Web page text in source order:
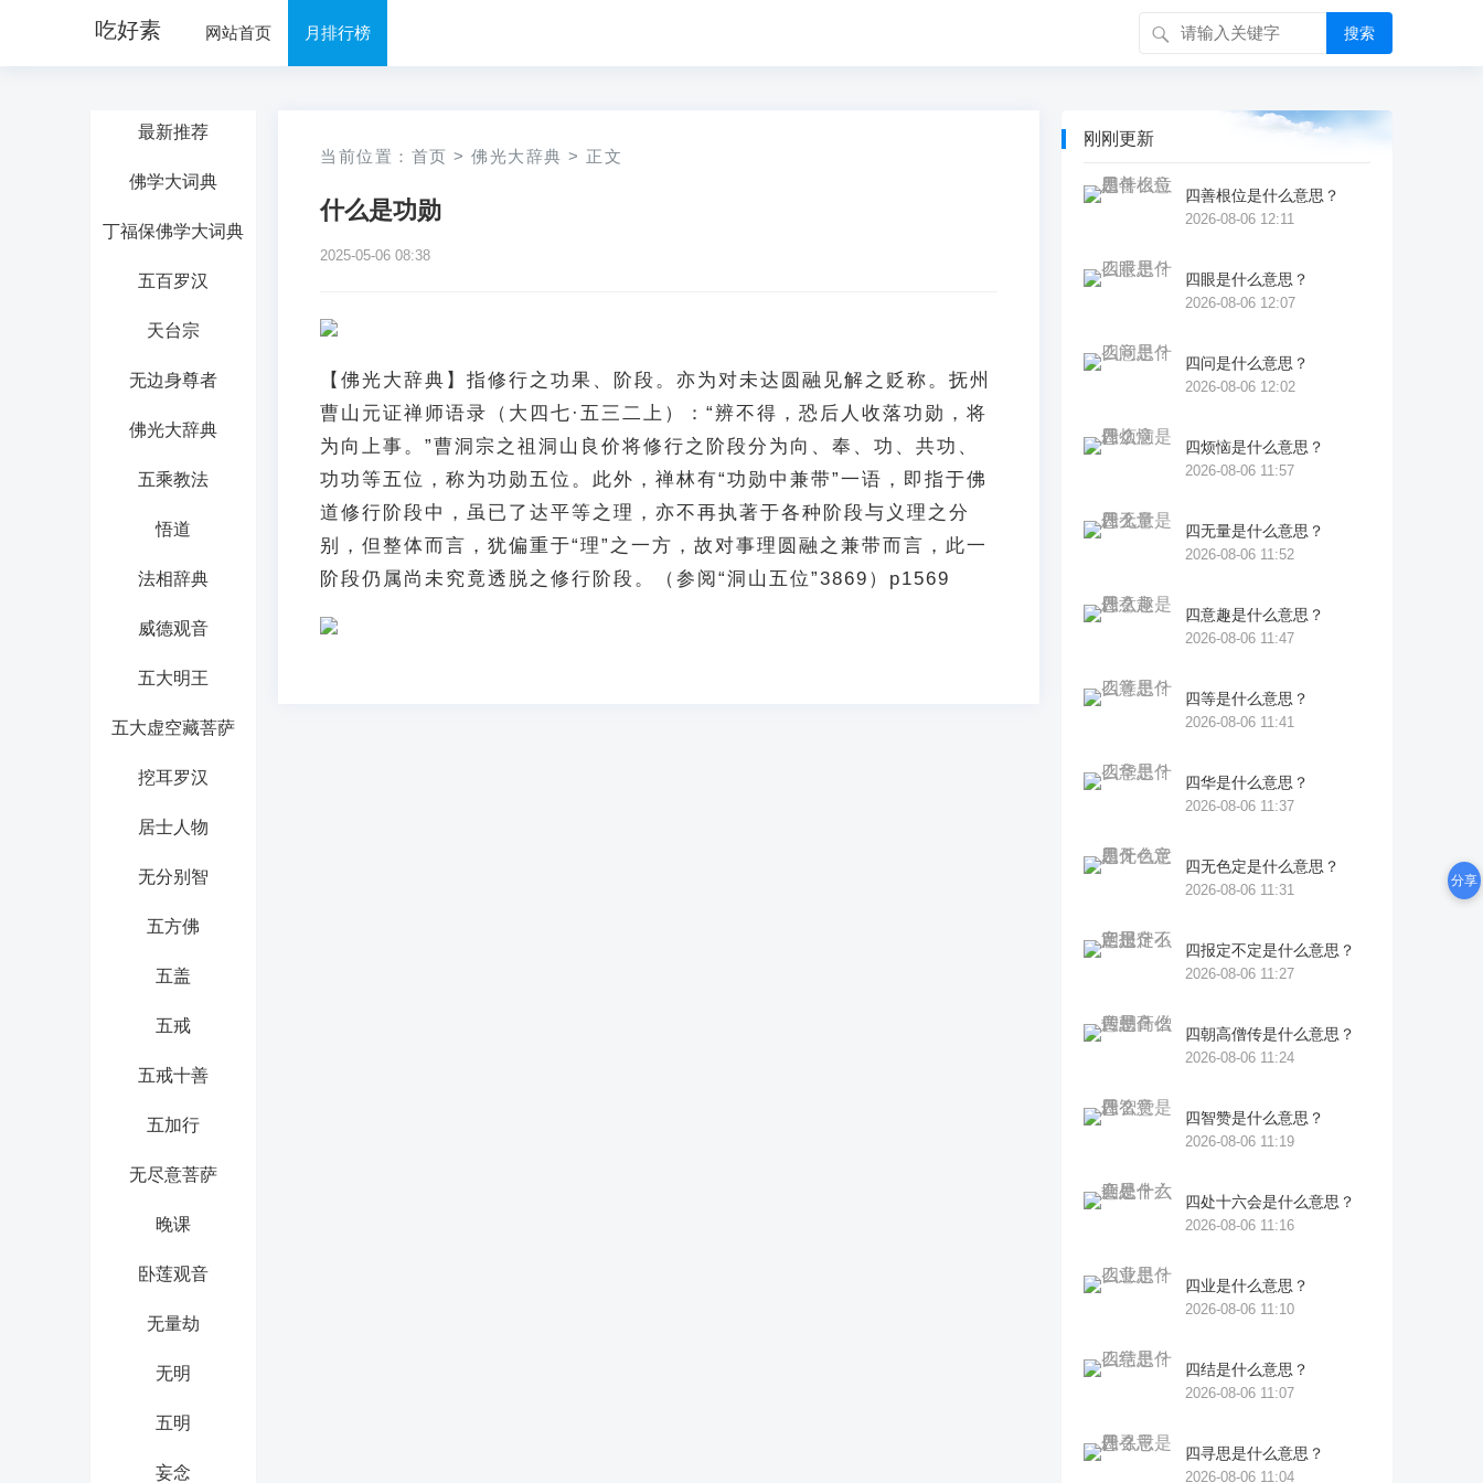
吃好素 网站首页 月排行榜 搜索
最新推荐
佛学大词典
丁福保佛学大词典
五百罗汉
天台宗
无边身尊者
佛光大辞典
五乘教法
悟道
法相辞典
威德观音
五大明王
五大虚空藏菩萨
挖耳罗汉
居士人物
无分别智
五方佛
五盖
五戒
五戒十善
五加行
无尽意菩萨
晚课
卧莲观音
无量劫
无明
五明
妄念
当前位置： 首页 > 佛光大辞典 > 正文
什么是功勋
2025-05-06 08:38
【佛光大辞典】指修行之功果、阶段。亦为对未达圆融见解之贬称。抚州
曹山元证禅师语录（大四七·五三二上）：“辨不得，恐后人收落功勋，将
为向上事。”曹洞宗之祖洞山良价将修行之阶段分为向、奉、功、共功、
功功等五位，称为功勋五位。此外，禅林有“功勋中兼带”一语，即指于佛
道修行阶段中，虽已了达平等之理，亦不再执著于各种阶段与义理之分
别，但整体而言，犹偏重于“理”之一方，故对事理圆融之兼带而言，此一
阶段仍属尚未究竟透脱之修行阶段。（参阅“洞山五位”3869）p1569
刚刚更新
四善根位是什么意思？
2026-08-06 12:11
四眼是什么意思？
2026-08-06 12:07
四问是什么意思？
2026-08-06 12:02
四烦恼是什么意思？
2026-08-06 11:57
四无量是什么意思？
2026-08-06 11:52
四意趣是什么意思？
2026-08-06 11:47
四等是什么意思？
2026-08-06 11:41
四华是什么意思？
2026-08-06 11:37
四无色定是什么意思？
2026-08-06 11:31
四报定不定是什么意思？
2026-08-06 11:27
四朝高僧传是什么意思？
2026-08-06 11:24
四智赞是什么意思？
2026-08-06 11:19
四处十六会是什么意思？
2026-08-06 11:16
四业是什么意思？
2026-08-06 11:10
四结是什么意思？
2026-08-06 11:07
四寻思是什么意思？
2026-08-06 11:04
分享